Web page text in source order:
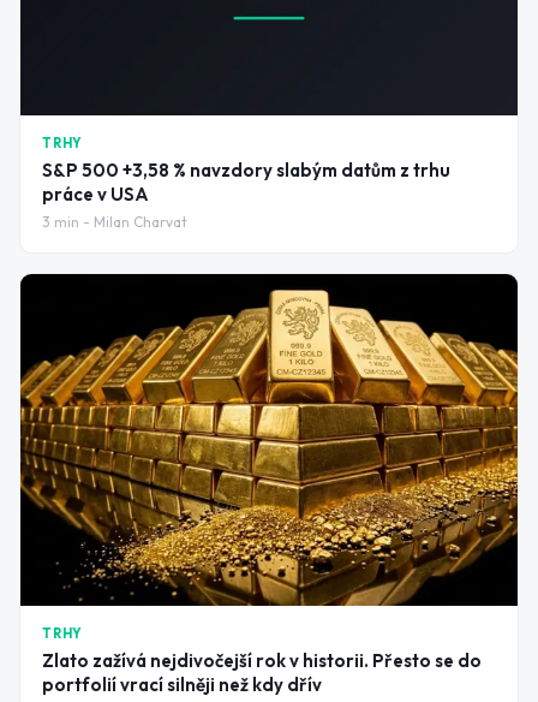
TRHY
S&P 500 +3,58 % navzdory slabým datům z trhu
práce v USA
3 min - Milan Charvat
TRHY
Zlato zažívá nejdivočejší rok v historii. Přesto se do
portfolií vrací silněji než kdy dřív